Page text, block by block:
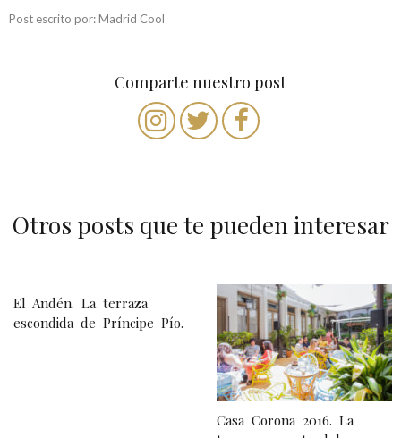
Post escrito por: Madrid Cool
Comparte nuestro post
Otros posts que te pueden interesar
El Andén. La terraza
escondida de Príncipe Pío.
Casa Corona 2016. La
N
a